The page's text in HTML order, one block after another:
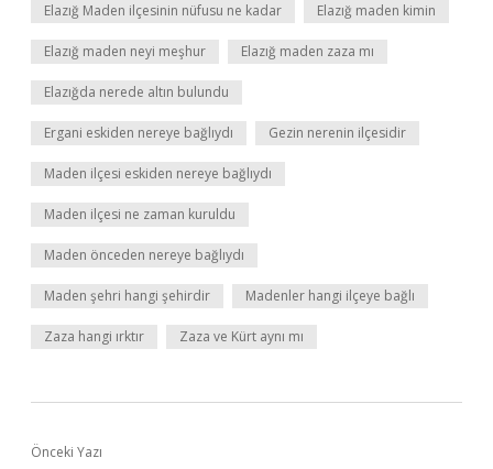
Elazığ Maden ilçesinin nüfusu ne kadar Elazığ maden kimin
Elazığ maden neyi meşhur Elazığ maden zaza mı
Elazığda nerede altın bulundu
Ergani eskiden nereye bağlıydı Gezin nerenin ilçesidir
Maden ilçesi eskiden nereye bağlıydı
Maden ilçesi ne zaman kuruldu
Maden önceden nereye bağlıydı
Maden şehri hangi şehirdir Madenler hangi ilçeye bağlı
Zaza hangi ırktır Zaza ve Kürt aynı mı
Önceki Yazı